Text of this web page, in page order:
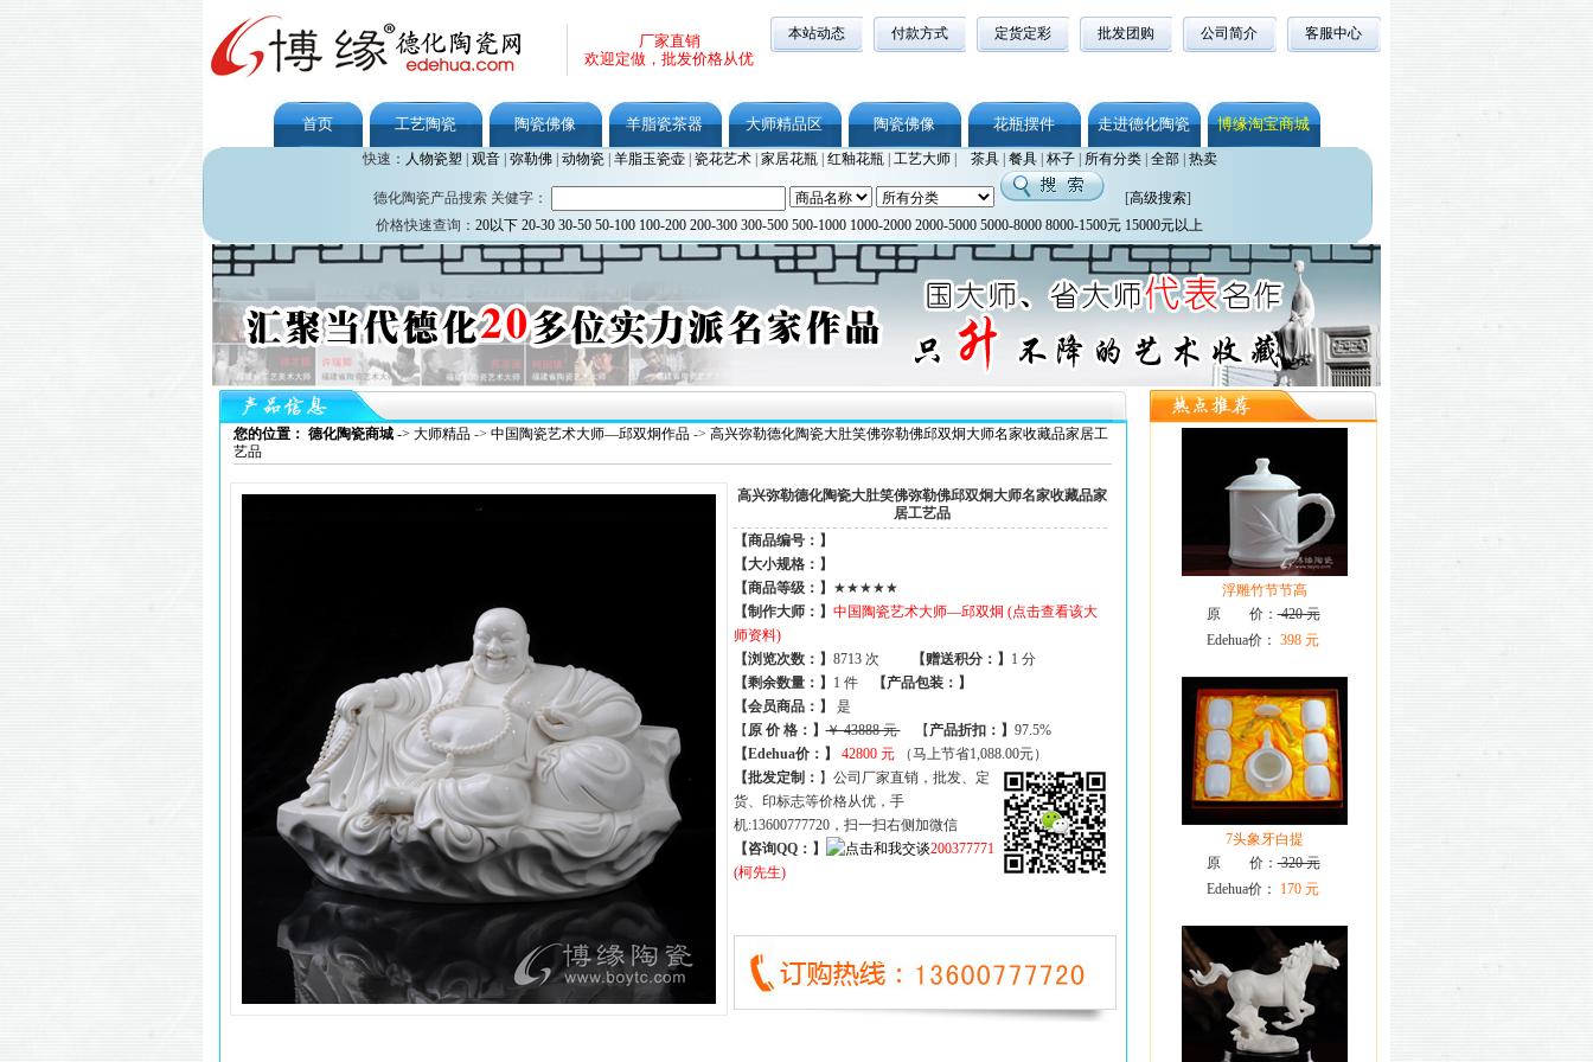
厂家直销
欢迎定做，批发价格从优
本站动态 付款方式 定货定彩 批发团购 公司简介 客服中心
首页 工艺陶瓷 陶瓷佛像 羊脂瓷茶器 大师精品区 陶瓷佛像 花瓶摆件 走进德化陶瓷 博缘淘宝商城
快速： 人物瓷塑 观音| 弥勒佛| 动物瓷| 羊脂玉瓷壶| 瓷花艺术| 家居花瓶| 红釉花瓶| 工艺大师| 茶具| 餐具| 杯子| 所有分类| 全部| 热卖
德化陶瓷产品搜索 关健字： [高级搜索]
价格快速查询： 20以下 20-30 30-50 50-100 100-200 200-300 300-500 500-1000 1000-2000 2000-5000 5000-8000 8000-1500元 15000元以上
您的位置： 德化陶瓷商城 -> 大师精品 -> 中国陶瓷艺术大师—邱双炯作品 -> 高兴弥勒德化陶瓷大肚笑佛弥勒佛邱双炯大师名家收藏品家居工
艺品
高兴弥勒德化陶瓷大肚笑佛弥勒佛邱双炯大师名家收藏品家
居工艺品
【商品编号：】
【大小规格：】
【商品等级：】
★★★★★
【制作大师：】 中国陶瓷艺术大师—邱双炯 (点击查看该大
师资料)
【浏览次数：】 8713 次 【赠送积分：】
1 分
【剩余数量：】 1 件【产品包装：】
【会员商品： 】
是
【 原 价 格： 】￥ 43888 元【 产品折扣： 】 97.5%
【Edehua价：】
42800 元
（马上节省1,088.00元）
【批发定制： 】公司厂家直销，批发、定
货、印标志等价格从优，手
机:13600777720，扫一扫右侧加微信
【咨询QQ：】
200377771
(柯先生)
浮雕竹节节高
原 价：420 元
Edehua价： 398 元
7头象牙白提
原 价：320 元
Edehua价：
170 元